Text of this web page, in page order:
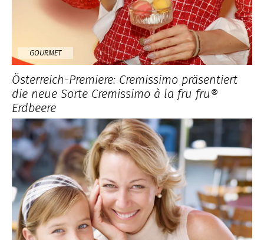
GOURMET
Österreich-Premiere: Cremissimo präsentiert
die neue Sorte Cremissimo à la fru fru®
Erdbeere